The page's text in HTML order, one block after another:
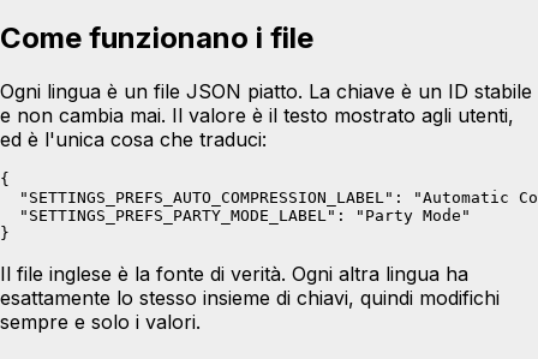
Come funzionano i file
Ogni lingua è un file JSON piatto. La chiave è un ID stabile
e non cambia mai. Il valore è il testo mostrato agli utenti,
ed è l'unica cosa che traduci:
{
"SETTINGS_PREFS_AUTO_COMPRESSION_LABEL": "Automatic
  "SETTINGS_PREFS_PARTY_MODE_LABEL": "Party Mode"
}
Il file inglese è la fonte di verità. Ogni altra lingua ha
esattamente lo stesso insieme di chiavi, quindi modifichi
sempre e solo i valori.